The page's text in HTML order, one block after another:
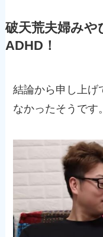
破天荒夫婦みや
ADHD！
結論から申し上げ
なかったそうです。